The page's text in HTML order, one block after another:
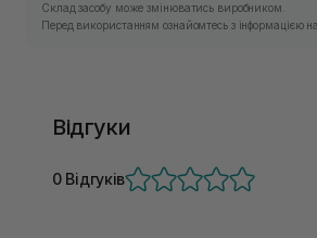
Склад засобу може змінюватись виробником.
Перед використанням ознайомтесь з інформацією
Відгуки
0 Відгуків